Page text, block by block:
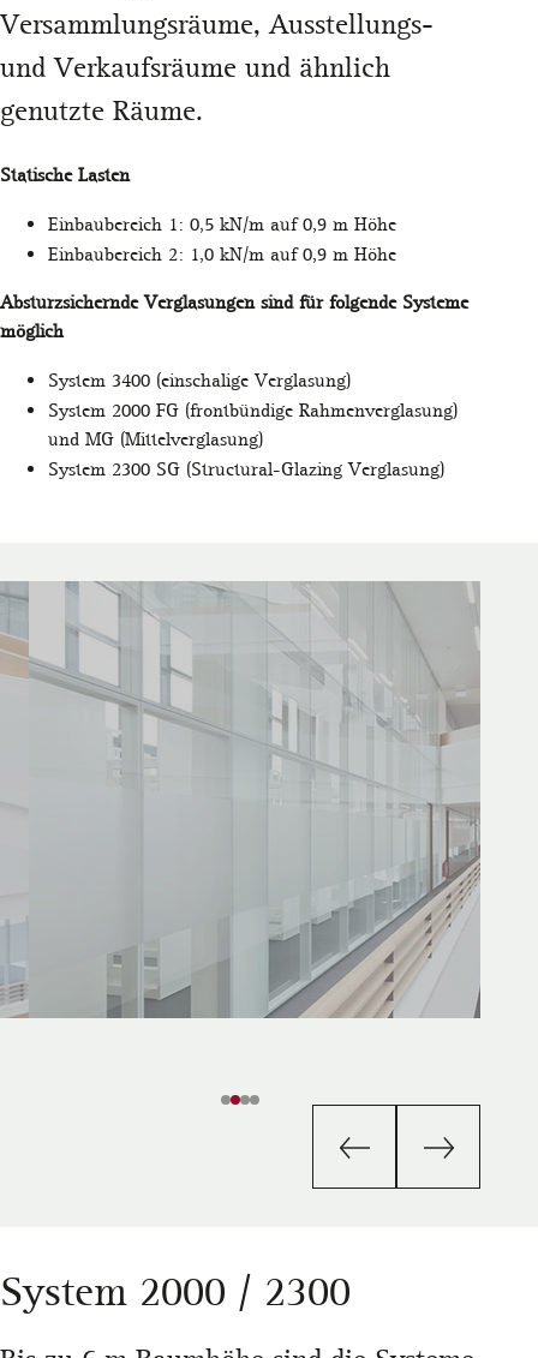
Versammlungsräume, Ausstellungs-
und Verkaufsräume und ähnlich
genutzte Räume.
Statische Lasten
Einbaubereich 1: 0,5 kN/m auf 0,9 m Höhe
Einbaubereich 2: 1,0 kN/m auf 0,9 m Höhe
Absturzsichernde Verglasungen sind für folgende Systeme
möglich
System 3400 (einschalige Verglasung)
System 2000 FG (frontbündige Rahmenverglasung)
und MG (Mittelverglasung)
System 2300 SG (Structural-Glazing Verglasung)
System 2000 / 2300